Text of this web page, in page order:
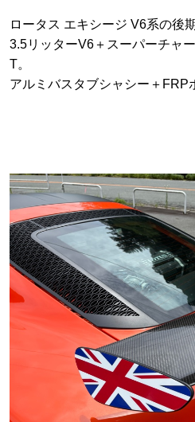
ロータス エキシージ V6系の後
3.5リッターV6＋スーパーチャ
T。
アルミバスタブシャシー＋FRP